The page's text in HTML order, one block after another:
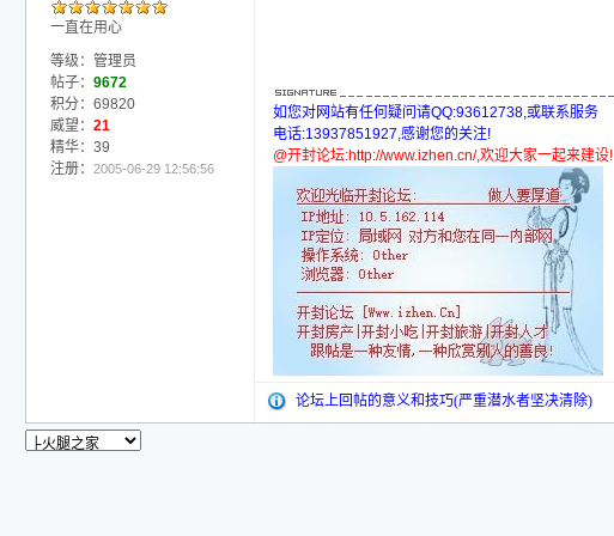
一直在用心
等级：管理员
帖子： 9672
积分：69820
威望： 21
精华：39
注册：
2005-06-29 12:56:56
如您对网站有任何疑问请QQ:93612738,或联系服务
电话:13937851927,感谢您的关注!
@开封论坛:http://www.izhen.cn/,欢迎大家一起来建设!
论坛上回帖的意义和技巧(严重潜水者坚决清除)